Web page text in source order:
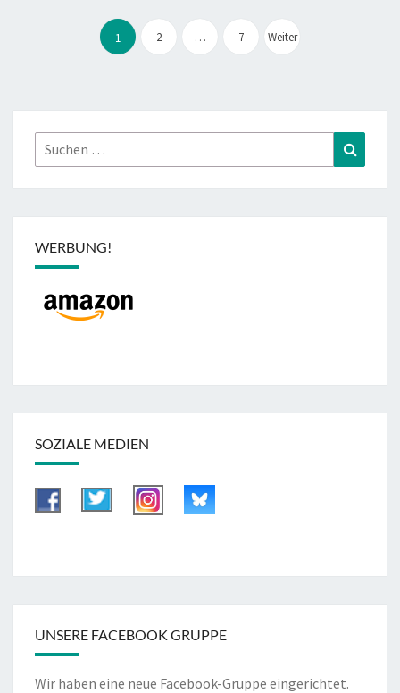
der
1 2 … 7 Weiter
Suchen
nach:
WERBUNG!
SOZIALE MEDIEN
UNSERE FACEBOOK GRUPPE
Wir haben eine neue Facebook-Gruppe eingerichtet.